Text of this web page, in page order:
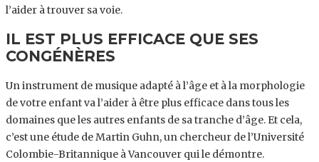
l’aider à trouver sa voie.
IL EST PLUS EFFICACE QUE SES
CONGÉNÈRES
Un instrument de musique adapté à l’âge et à la morphologie
de votre enfant va l’aider à être plus efficace dans tous les
domaines que les autres enfants de sa tranche d’âge. Et cela,
c’est une étude de Martin Guhn, un chercheur de l’Université
Colombie-Britannique à Vancouver qui le démontre.